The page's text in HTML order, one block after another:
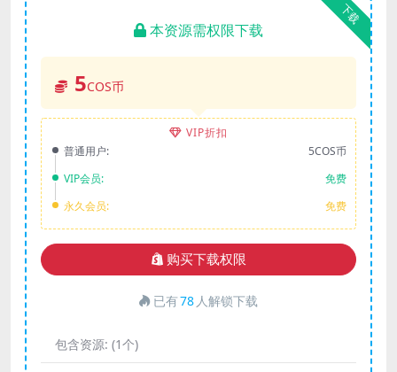
下载
本资源需权限下载
5COS币
VIP折扣
普通用户:
5COS币
VIP会员:
免费
永久会员:
免费
购买下载权限
已有78 人解锁下载
包含资源: (1个)